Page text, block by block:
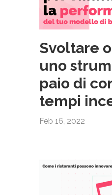
Svoltare
uno
paio di
tempi
Feb 16, 2022